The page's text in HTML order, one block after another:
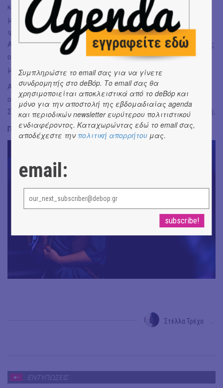
κόσμο να τον καταλάβουν και τον αγαπήσει κάποιος και
με τον δικό του τρόπο. Η Νατασα που απλά θέλει να
φτιάξει μια ευτυχισμενη οικογένεια με τον άντρα της.
Αλλά ακόμα και χαρακτήρες που δε βρίσκονται εκεί όπως
ο πατέρας, στέκονται μπροστά μας εν τη απουσία τους
μέσα από την μάνα και τα δυο αδέλφια.
Αν θέλετε να τα δείτε όλα αυτά να παίρνουν σάρκα και
οστά δεν έχετε παρά να επισκεφθείτε το θέατρο
Σταθμός εώς τις 31 Μαρτίου, από Παρασκευή εώς Κυριακή.
Περισσότερες λεπτομέρειες για την παράστασηεδώ
Στέλλα Τρέχα
ΕΝΤΥΠΩΣΕΙΣ
Συμπληρώστε το email σας για να γίνετε
συνδρομητής στο deBόp. Το email σας θα
χρησιμοποιείται αποκλειστικά από το deBόp και
μόνο για την αποστολή της εβδομαδιαίας agenda
και περιοδικών newsletter ευρύτερου πολιτιστικού
ενδιαφέροντος. Καταχωρώντας εδώ το email σας,
αποδέχεστε την πολιτική απορρήτου μας.
email: